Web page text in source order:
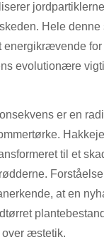
Hele denne
energikrævende
evolutionære
er en
til et
at en
over æstetik.